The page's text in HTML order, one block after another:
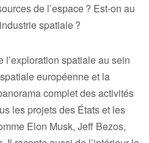
de l’espace ? Est-on au
spatiale ?
l’exploration spatiale au sein
européenne et la
complet des activités
les projets des États et les
Elon Musk, Jeff Bezos,